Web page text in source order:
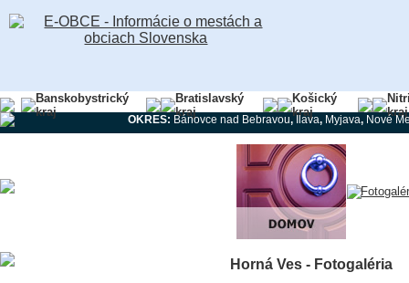
Banskobystrický
kraj
Bratislavský
kraj
Košický
kraj
kraj
OKRES: Bánovce nad Bebravou, Ilava, Myjava, Nové
Horná Ves - Fotogaléria